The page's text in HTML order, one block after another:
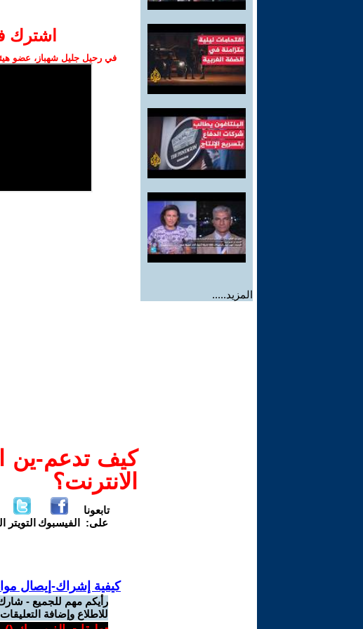
المزيد.....
اشترك
في رحيل جليل شهباز، عضو
كيف تدعم-ين
الانترنت؟
تابعونا
على:
الفيسبوك التويتر
كيفية إشراك-إيصال
رأيكم مهم للجميع -
للاطلاع وإضافة